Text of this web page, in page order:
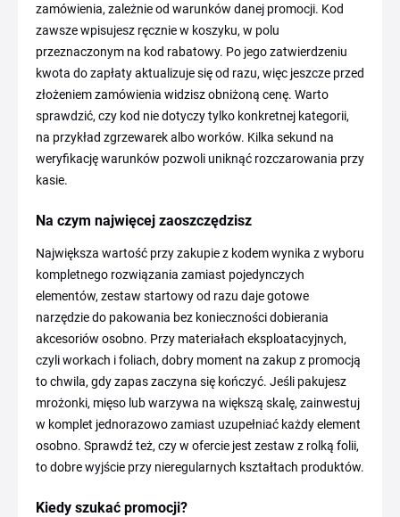
zamówienia, zależnie od warunków danej promocji. Kod
zawsze wpisujesz ręcznie w koszyku, w polu
przeznaczonym na kod rabatowy. Po jego zatwierdzeniu
kwota do zapłaty aktualizuje się od razu, więc jeszcze przed
złożeniem zamówienia widzisz obniżoną cenę. Warto
sprawdzić, czy kod nie dotyczy tylko konkretnej kategorii,
na przykład zgrzewarek albo worków. Kilka sekund na
weryfikację warunków pozwoli uniknąć rozczarowania przy
kasie.
Na czym najwięcej zaoszczędzisz
Największa wartość przy zakupie z kodem wynika z wyboru
kompletnego rozwiązania zamiast pojedynczych
elementów, zestaw startowy od razu daje gotowe
narzędzie do pakowania bez konieczności dobierania
akcesoriów osobno. Przy materiałach eksploatacyjnych,
czyli workach i foliach, dobry moment na zakup z promocją
to chwila, gdy zapas zaczyna się kończyć. Jeśli pakujesz
mrożonki, mięso lub warzywa na większą skalę, zainwestuj
w komplet jednorazowo zamiast uzupełniać każdy element
osobno. Sprawdź też, czy w ofercie jest zestaw z rolką folii,
to dobre wyjście przy nieregularnych kształtach produktów.
Kiedy szukać promocji?